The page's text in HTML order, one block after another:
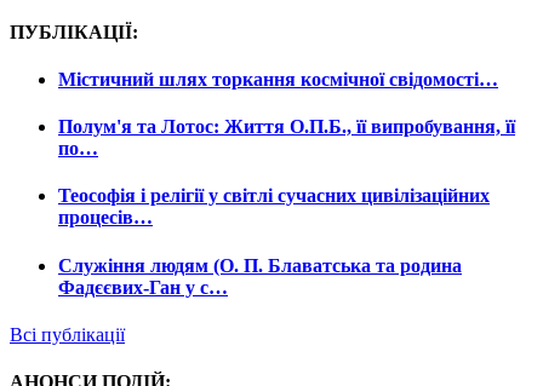
ПУБЛІКАЦІЇ:
Містичний шлях торкання космічної свідомості…
Полум'я та Лотос: Життя О.П.Б., її випробування, її
по…
Теософія і релігії у світлі сучасних цивілізаційних
процесів…
Служіння людям (О. П. Блаватська та родина
Фадєєвих-Ган у с…
Всі публікації